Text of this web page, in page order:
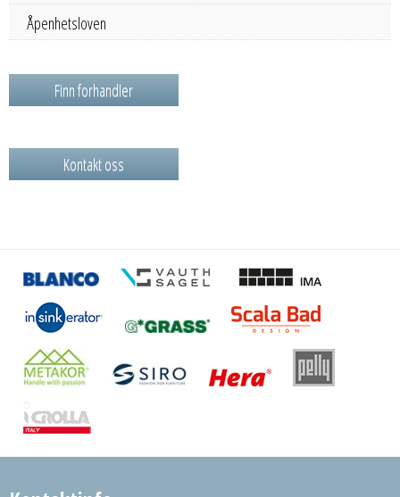
Åpenhetsloven
Finn forhandler
Kontakt oss